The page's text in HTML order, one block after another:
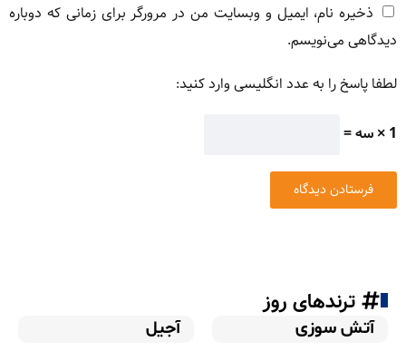
ذخیره نام، ایمیل و وبسایت من در مرورگر برای زمانی که دوباره
دیدگاهی می‌نویسم.
لطفا پاسخ را به عدد انگلیسی وارد کنید:
1 × سه =
ترندهای روز
آتش سوزی
آجیل